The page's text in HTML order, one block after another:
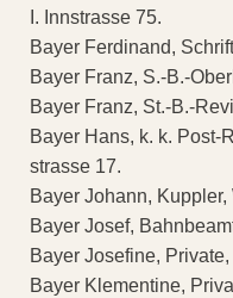
I. Innstrasse 75.
Bayer Ferdinand,
Bayer Franz, S.-B.-
Bayer Franz, St.-B.-
Bayer Hans, k. k. Post-
strasse 17.
Bayer Johann,
Bayer Josef,
Bayer Josefine,
Bayer Klementine,